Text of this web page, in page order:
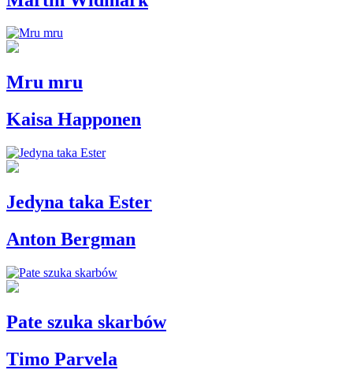
Mru mru
Kaisa Happonen
Jedyna taka Ester
Anton Bergman
Pate szuka skarbów
Timo Parvela